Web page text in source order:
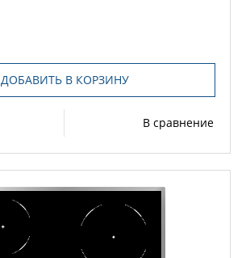
ДОБАВИТЬ В КОРЗИНУ
В сравнение